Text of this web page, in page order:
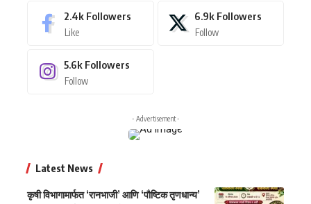
2.4k Followers
Like
6.9k Followers
Follow
5.6k Followers
Follow
- Advertisement -
Latest News
कृषी विभागामार्फत ‘रानभाजी’ आणि ‘पौष्टिक तृणधान्य’